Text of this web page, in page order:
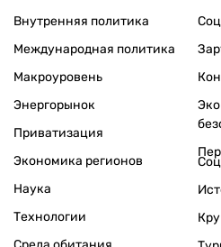
Внутренняя политика
Международная политика
Макроуровень
Энергорынок
Приватизация
Экономика регионов
Наука
Технологии